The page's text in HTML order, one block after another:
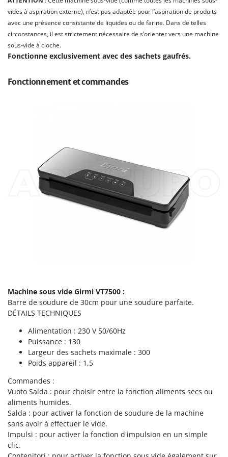
Machines pour la transformation des fruits
Machines sous vide
Motobineuses
Motoculteurs
Motopompes pour irrigation
Nettoyeurs haute pression
Nettoyeurs tapis, moquettes et tapisseries
Peignes vibreurs et Secoueurs à olives
Pelles rétros pour tracteur
Plateaux de coupe pour tracteur
Plumeuses
Pompes de transfert
Pompes immergées électriques
Postes à souder
Poussoirs à saucisse
Presses à pellets
Pressoirs à fruits
Famur
FARMER
FBC
Ferrari Group
Ferrua
Fiorentini
Fiskars
Flymo
Fontana Forni
Garofalo
GeoTech
GeoTech Pro
Gierre
Ginko - MGM
Girmi
GRAEF
Gre
GreenBay
Greenworks
vides à aspiration externe), n’est pas adaptée pour l’aspiration de produits
avec une présence consistante de liquides ou de farine. Dans de telles
circonstances, il est strictement nécessaire de s’orienter vers une machine
sous-vide à cloche.
Fonctionne exclusivement avec des sachets gaufrés.
Fonctionnement et commandes
Machine sous vide Girmi VT7500 :
Barre de soudure de 30cm pour une soudure parfaite.
DÉTAILS TECHNIQUES
Alimentation : 230 V 50/60Hz
Puissance : 130
Largeur des sachets maximale : 300
Poids appareil : 1,5
Commandes :
Vuoto Salda : pour choisir entre la fonction aliments secs ou
aliments humides.
Salda : pour activer la fonction de soudure de la machine
sans avoir à effectuer le vide.
Impulsi : pour activer la fonction d'impulsion en un simple
clic.